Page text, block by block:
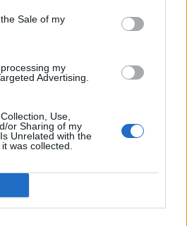
Sale of my
my
Advertising.
Use,
or Sharing of my
Unrelated with the
was collected.
alemã de carros
e famosos
humano